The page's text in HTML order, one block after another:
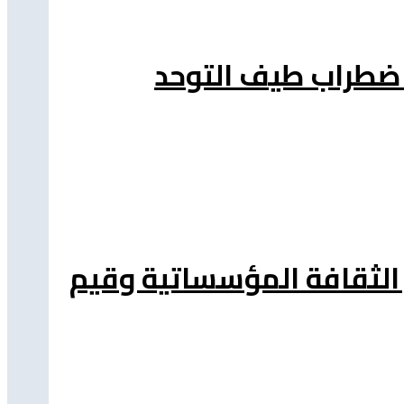
طيف التوحد
المؤسساتية وقيم